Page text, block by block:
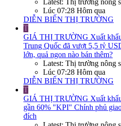
Latest: Thị trường nông
Lúc 07:28 Hôm qua
DIỄN BIẾN THỊ TRƯỜNG
T
GIÁ THỊ TRƯỜNG Xuất
Trung Quốc đã vượt 5,5 tỷ
lớn, quả ngon nào bán thêm?
Latest: Thị trường nông
Lúc 07:28 Hôm qua
DIỄN BIẾN THỊ TRƯỜNG
T
GIÁ THỊ TRƯỜNG Xuất
gần 60% "KPI" Chính phủ
đích